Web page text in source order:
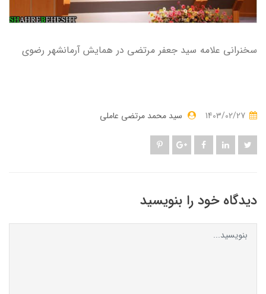
سخنرانی علامه سید جعفر مرتضی در همایش آرمانشهر رضوی
سید محمد مرتضی عاملی
دیدگاه خود را بنویسید